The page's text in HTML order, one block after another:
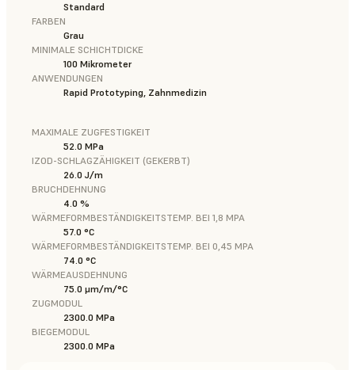
Standard
FARBEN
Grau
MINIMALE SCHICHTDICKE
100 Mikrometer
ANWENDUNGEN
Rapid Prototyping, Zahnmedizin
MAXIMALE ZUGFESTIGKEIT
52.0 MPa
IZOD-SCHLAGZÄHIGKEIT (GEKERBT)
26.0 J/m
BRUCHDEHNUNG
4.0 %
WÄRMEFORMBESTÄNDIGKEITSTEMP. BEI 1,8 MPA
57.0 °C
WÄRMEFORMBESTÄNDIGKEITSTEMP. BEI 0,45 MPA
74.0 °C
WÄRMEAUSDEHNUNG
75.0 μm/m/°C
ZUGMODUL
2300.0 MPa
BIEGEMODUL
2300.0 MPa